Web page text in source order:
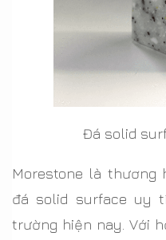
Đá solid
Morestone là thương
đá solid surface uy
trường hiện nay. Với